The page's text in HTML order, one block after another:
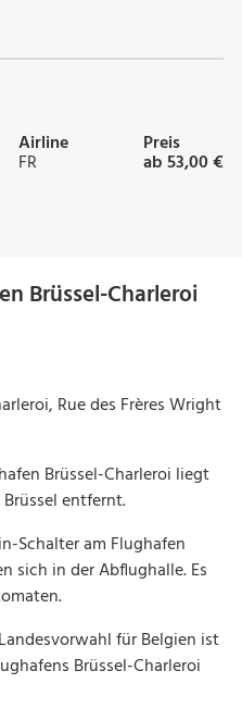
Airline
FR
Preis
ab 53,00 €
Brüssel-Charleroi
Rue des Frères Wright
Brüssel-Charleroi liegt
entfernt.
Schalter am Flughafen
sich in der Abflughalle. Es
für Belgien ist
Brüssel-Charleroi